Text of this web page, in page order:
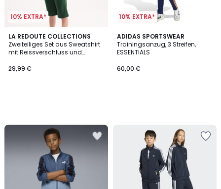
10% EXTRA*
LA REDOUTE COLLECTIONS
Zweiteiliges Set aus Sweatshirt
mit Reissverschluss und
aus Molton
29,99 €
10% EXTRA*
ADIDAS SPORTSWEAR
Trainingsanzug, 3 Streifen,
ESSENTIALS
60,00 €